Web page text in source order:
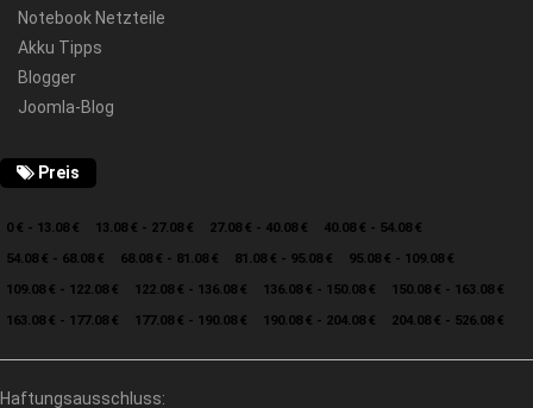
Notebook Netzteile
Akku Tipps
Blogger
Joomla-Blog
Preis
0 € - 13.08 € 13.08 € - 27.08 € 27.08 € - 40.08 €
40.08 € - 54.08 €
54.08 € - 68.08 €
68.08 € - 81.08 € 81.08 € - 95.08 €
95.08 € - 109.08 €
109.08 € - 122.08 €
122.08 € - 136.08 € 136.08 € - 150.08 €
150.08 € - 163.08 €
163.08 € - 177.08 €
177.08 € - 190.08 € 190.08 € - 204.08 € 204.08 € - 526.08 €
Haftungsausschluss: